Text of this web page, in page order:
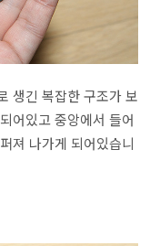
생긴 복잡한 구조가 보
어있고 중앙에서 들어
져 나가게 되어있습니